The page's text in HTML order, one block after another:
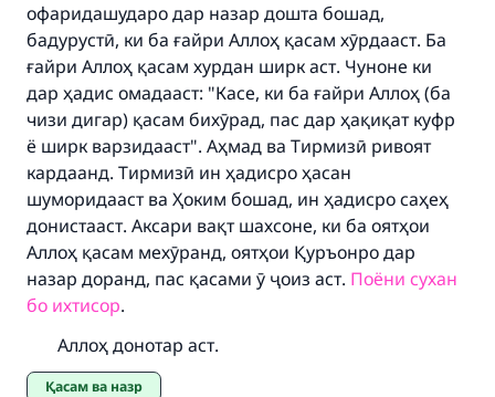
офаридашударо дар назар дошта бошад,
бадурустӣ, ки ба ғайри Аллоҳ қасам хӯрдааст. Ба
ғайри Аллоҳ қасам хурдан ширк аст. Чуноне ки
дар ҳадис омадааст: "Касе, ки ба ғайри Аллоҳ (ба
чизи дигар) қасам бихӯрад, пас дар ҳақиқат куфр
ё ширк варзидааст". Аҳмад ва Тирмизӣ ривоят
кардаанд. Тирмизӣ ин ҳадисро ҳасан
шуморидааст ва Ҳоким бошад, ин ҳадисро саҳеҳ
донистааст. Аксари вақт шахсоне, ки ба оятҳои
Аллоҳ қасам мехӯранд, оятҳои Қуръонро дар
назар доранд, пас қасами ӯ ҷоиз аст. Поёни сухан
бо ихтисор.
Аллоҳ донотар аст.
Қасам ва назр